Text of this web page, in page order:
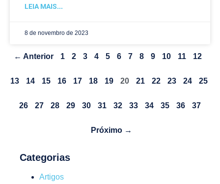
LEIA MAIS...
8 de novembro de 2023
← Anterior 1 2 3 4 5 6 7 8 9 10 11 12
13 14 15 16 17 18 19 20 21 22 23 24 25
26 27 28 29 30 31 32 33 34 35 36 37
Próximo →
Categorias
Artigos